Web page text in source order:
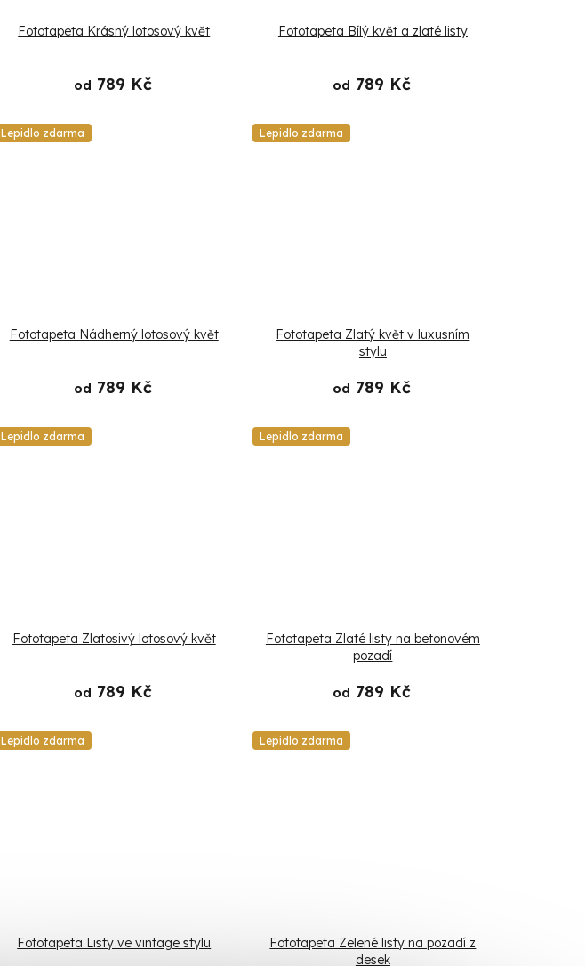
Fototapeta Krásný lotosový květ
od 789 Kč
Fototapeta Bílý květ a zlaté listy
od 789 Kč
Lepidlo zdarma
Fototapeta Nádherný lotosový květ
od 789 Kč
Lepidlo zdarma
Fototapeta Zlatý květ v luxusním
stylu
od 789 Kč
Lepidlo zdarma
Fototapeta Zlatosivý lotosový květ
od 789 Kč
Lepidlo zdarma
Fototapeta Zlaté listy na betonovém
pozadí
od 789 Kč
Lepidlo zdarma
Fototapeta Listy ve vintage stylu
Lepidlo zdarma
Fototapeta Zelené listy na pozadí z
desek